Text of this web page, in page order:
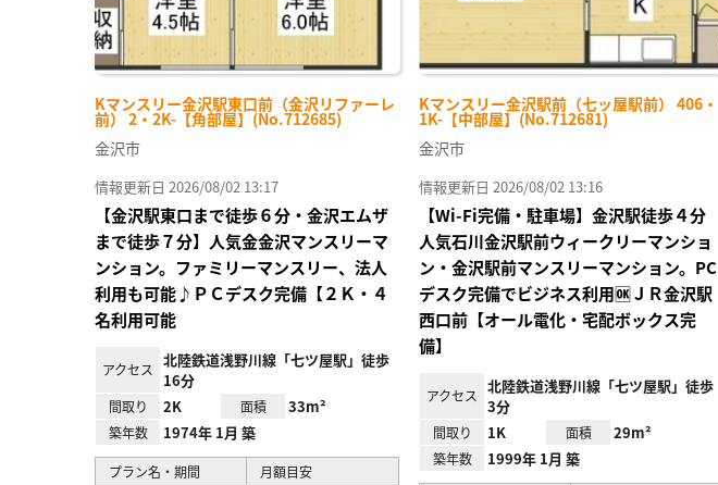
Kマンスリー金沢駅東口前（金沢リファーレ
前） 2・2K-【角部屋】(No.712685)
金沢市
情報更新日 2026/08/02 13:17
【金沢駅東口まで徒歩６分・金沢エムザ
まで徒歩７分】人気金金沢マンスリーマ
ンション。ファミリーマンスリー、法人
利用も可能♪ＰＣデスク完備【２Ｋ・４
名利用可能
アクセス
北陸鉄道浅野川線「七ツ屋駅」徒歩
16分
間取り 2K 面積 33m²
築年数 1974年 1月 築
プラン名・期間 月額目安
Kマンスリー金沢駅前（七ッ屋駅前） 406・
1K-【中部屋】(No.712681)
金沢市
情報更新日 2026/08/02 13:16
【Wi-Fi完備・駐車場】金沢駅徒歩４分
人気石川金沢駅前ウィークリーマンショ
ン・金沢駅前マンスリーマンション。PC
デスク完備でビジネス利用🆗ＪＲ金沢駅
西口前【オール電化・宅配ボックス完
備】
アクセス
北陸鉄道浅野川線「七ツ屋駅」徒歩
3分
間取り 1K 面積 29m²
築年数 1999年 1月 築